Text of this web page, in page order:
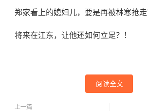
郑家看上的媳妇儿，要是再被林寒抢走
将来在江东，让他还如何立足？！
阅读全文
上一篇